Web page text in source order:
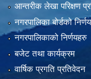
आन्तरीक लेखा परिक्षण
नगरपालिका बोर्डको
नगरपालिकाको निर्णयहरु
बजेट तथा कार्यक्रम
वार्षिक प्रगति प्रतिवेदन